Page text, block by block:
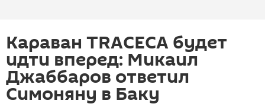
Караван TRACECA будет
идти вперед: Микаил
Джаббаров ответил
Симоняну в Баку